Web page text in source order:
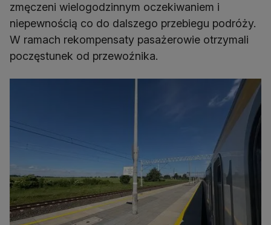
zmęczeni wielogodzinnym oczekiwaniem i
niepewnością co do dalszego przebiegu podróży.
W ramach rekompensaty pasażerowie otrzymali
poczęstunek od przewoźnika.